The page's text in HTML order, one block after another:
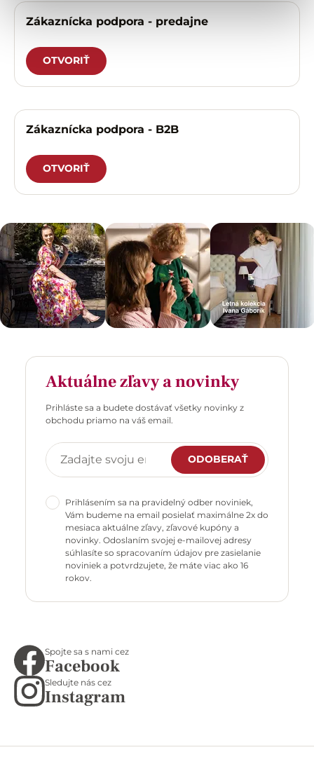
Zákaznícka podpora - predajne
OTVORIŤ
Zákaznícka podpora - B2B
OTVORIŤ
Aktuálne zľavy a novinky
Prihláste sa a budete dostávať všetky novinky z
obchodu priamo na váš email.
ODOBERAŤ
Prihlásením sa na pravidelný odber noviniek,
Vám budeme na email posielať maximálne 2x do
mesiaca aktuálne zľavy, zľavové kupóny a
novinky. Odoslaním svojej e-mailovej adresy
súhlasíte so spracovaním údajov pre zasielanie
noviniek a potvrdzujete, že máte viac ako 16
rokov.
Spojte sa s nami cez
Facebook
Sledujte nás cez
Instagram